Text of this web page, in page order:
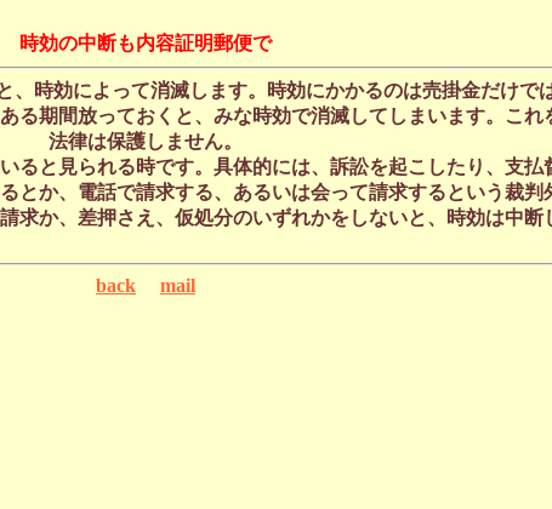
時効の中断も内容証明郵便で
時効によって消滅します。時効にかかるのは売掛金だけで
期間放っておくと、みな時効で消滅してしまいます。こ
法律は保護しません。
と見られる時です。具体的には、訴訟を起こしたり、支払
か、電話で請求する、あるいは会って請求するという裁判
求か、差押さえ、仮処分のいずれかをしないと、時効は中断
back mail